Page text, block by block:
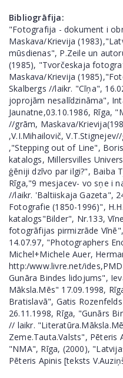
Bibliogrāfija:
"Fotografija - dokument i
Maskava/Krievija
mūsdienas", P.Zeile un
(1985), "Tvorčeskaja
Maskava/Krievija
Skalbergs //laikr. "Cīņa",
joprojām nesalīdzināma",
Jaunatne,03.10.1986, Rīga,
//grām, Maskava/
,V.I.Mihailovič,
,"Stepping out of Line",
katalogs, Millersvilles
ģēniji dzīvo par ilgi?", Baiba
Rīga,"9 mesjacev- vo sņe i
//laikr. 'Baltiiskaja Gazeta",
Fotografie (1850-1996)",
katalogs"Bilder", Nr.133,
fotogrāfijas pirmizrāde
14.07.97, "Photographers
Michel+Michele Auer,
http:/www.livre.net/
Gunāra Bindes lidojums",
Māksla.Mēs" 17.09.1998,
Bratislavā", Gatis
26.11.1998, Rīga, "Gunārs
// laikr.
Zeme.Tauta.Valsts", Pēteris
"NMA", Rīga, (2000),
Pēteris Apinis [teksts